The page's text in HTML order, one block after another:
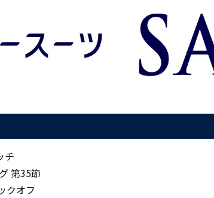
チ
第35節
クオフ